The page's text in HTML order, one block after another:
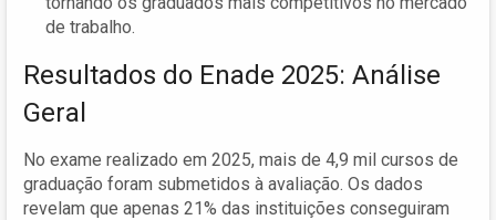
de trabalho.
Resultados do Enade 2025: Análise
Geral
No exame realizado em 2025, mais de 4,9 mil cursos de
graduação foram submetidos à avaliação. Os dados
revelam que apenas 21% das instituições conseguiram